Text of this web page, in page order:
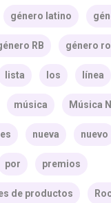
género latino
RB género
lista los línea
música Música
nueva nuevo
por premios
de productos